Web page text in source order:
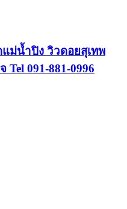
แม่น้ำปิง วิวดอยสุเทพ
Tel 091-881-0996